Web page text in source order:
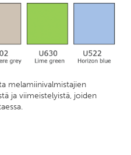
melamiinivalmistajien
ja viimeistelyistä, joiden